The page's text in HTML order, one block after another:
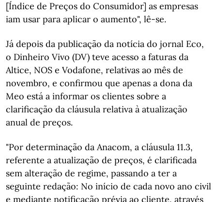
[Índice de Preços do Consumidor] as empresas
iam usar para aplicar o aumento", lê-se.
Já depois da publicação da notícia do jornal Eco,
o Dinheiro Vivo (DV) teve acesso a faturas da
Altice, NOS e Vodafone, relativas ao mês de
novembro, e confirmou que apenas a dona da
Meo está a informar os clientes sobre a
clarificação da cláusula relativa à atualização
anual de preços.
"Por determinação da Anacom, a cláusula 11.3,
referente a atualização de preços, é clarificada
sem alteração de regime, passando a ter a
seguinte redação: No início de cada novo ano civil
e mediante notificação prévia ao cliente, através